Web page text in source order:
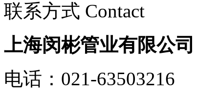
联系方式 Contact
上海闵彬管业有限公司
电话：021-63503216